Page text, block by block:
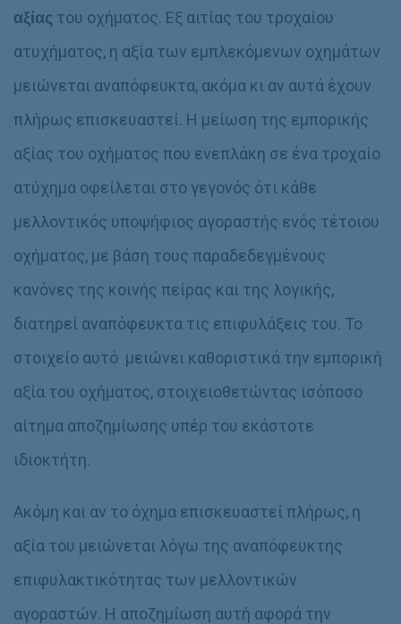
αξίας του οχήματος. Εξ αιτίας του τροχαίου
ατυχήματος, η αξία των εμπλεκόμενων οχημάτων
μειώνεται αναπόφευκτα, ακόμα κι αν αυτά έχουν
πλήρως επισκευαστεί. Η μείωση της εμπορικής
αξίας του οχήματος που ενεπλάκη σε ένα τροχαίο
ατύχημα οφείλεται στο γεγονός ότι κάθε
μελλοντικός υποψήφιος αγοραστής ενός τέτοιου
οχήματος, με βάση τους παραδεδεγμένους
κανόνες της κοινής πείρας και της λογικής,
διατηρεί αναπόφευκτα τις επιφυλάξεις του. Το
στοιχείο αυτό μειώνει καθοριστικά την εμπορική
αξία του οχήματος, στοιχειοθετώντας ισόποσο
αίτημα αποζημίωσης υπέρ του εκάστοτε
ιδιοκτήτη.
Ακόμη και αν το όχημα επισκευαστεί πλήρως, η
αξία του μειώνεται λόγω της αναπόφευκτης
επιφυλακτικότητας των μελλοντικών
αγοραστών. Η αποζημίωση αυτή αφορά την